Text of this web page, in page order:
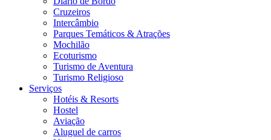
Cruzeiros
Intercâmbio
Parques Temáticos & Atrações
Mochilão
Ecoturismo
Turismo de Aventura
Turismo Religioso
Serviços
Hotéis & Resorts
Hostel
Aviação
Aluguel de carros